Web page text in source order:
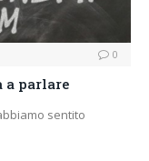
0
a parlare
sentito